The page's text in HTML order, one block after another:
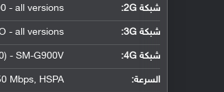
شبكة 2G: - all versions
شبكة 3G :
- all versions
شبكة 4G :
- SM-G900V
السرعة: Mbps, HSPA